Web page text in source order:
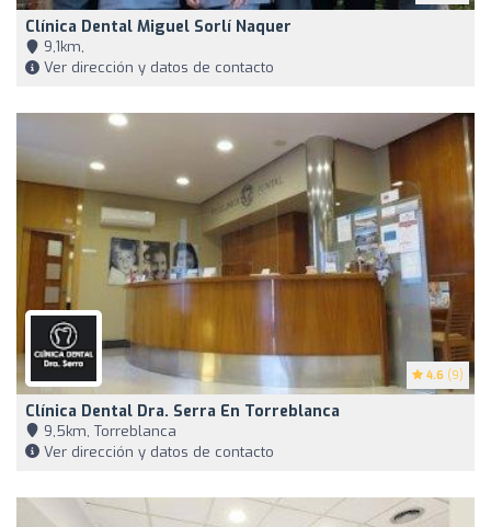
Clínica Dental Miguel Sorlí Naquer
9,1km,
Ver dirección y datos de contacto
4.6 (9)
Clínica Dental Dra. Serra En Torreblanca
9,5km, Torreblanca
Ver dirección y datos de contacto